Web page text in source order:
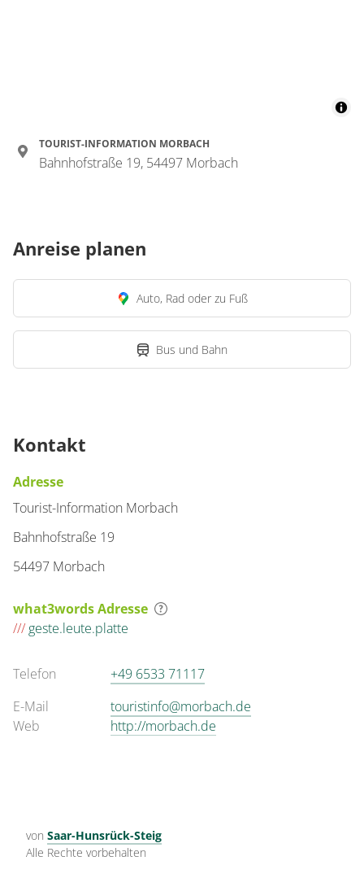
TOURIST-INFORMATION MORBACH
Bahnhofstraße 19, 54497 Morbach
Anreise planen
Auto, Rad oder zu Fuß
Bus und Bahn
Kontakt
Adresse
Tourist-Information Morbach
Bahnhofstraße 19
54497 Morbach
what3words Adresse
/// geste.leute.platte
Telefon
+49 6533 71117
E-Mail
touristinfo@morbach.de
Web
http://morbach.de
von Saar-Hunsrück-Steig
Alle Rechte vorbehalten